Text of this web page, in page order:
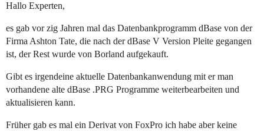
Hallo Experten,
es gab vor zig Jahren mal das Datenbankprogramm dBase von der
Firma Ashton Tate, die nach der dBase V Version Pleite gegangen
ist, der Rest wurde von Borland aufgekauft.
Gibt es irgendeine aktuelle Datenbankanwendung mit er man
vorhandene alte dBase .PRG Programme weiterbearbeiten und
aktualisieren kann.
Früher gab es mal ein Derivat von FoxPro ich habe aber keine